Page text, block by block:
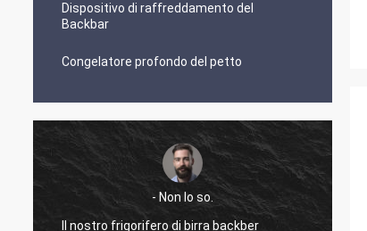
Dispositivo di raffreddamento del
Backbar
Congelatore profondo del petto
- Non lo so.
Il nostro frigorifero di birra backber